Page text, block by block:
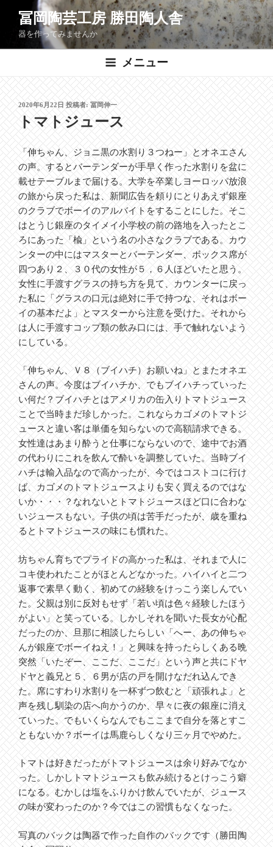
ン
へ
ス
キ
ッ
プ
冨岡陶芸工房 勝田陶人舎
器を作ってみませんか
メニュー
投
稿
日:
2020年6月22日投稿者:冨岡伸一
トマトジュース
「伸ちゃん、ジョニ黒の水割り３つねー」とオネエさん
の声。するとバーテンダーが手早く作った水割りを盆に
載せテーブルまで届ける。大学を卒業しヨーロッパ放浪
の旅から戻った私は、新聞広告を頼りにとりあえず銀座
のクラブでボーイのアルバイトをすることにした。そこ
はとうじ銀座のタイメイ小学校の前の路地を入ったとこ
ろにあった「楡」という名の小さなクラブである。カウ
ンターの中にはマスターとバーテンダー、ボックス席が
四つあり２、３０代の女性が５，６人ほどいたと思う。
女性に手渡すグラスの持ち方を見て、カウンターに戻っ
た私に「グラスの口元は絶対に手で持つな、それはボー
イの基本だよ」とマスターから注意を受けた。それから
は人に手渡すコップ類の飲み口には、手で触れないよう
にしている。
「伸ちゃん、Ｖ８（ブイハチ）お願いね」とまたオネエ
さんの声。今度はブイハチか、でもブイハチっていった
い何だ？ブイハチとはアメリカの缶入りトマトジュース
ことで当時まだ珍しかった。これならカゴメのトマトジ
ュースと違い客は単価を知らないので高額請求できる。
女性達はあまり酔うと仕事にならないので、途中でお酒
の代わりにこれを飲んで酔いを調整していた。当時ブイ
ハチは輸入品なので高かったが、今ではコストコに行け
ば、カゴメのトマトジュースよりも安く買えるのではな
いか・・・？なれないとトマトジュースほど口に合わな
いジュースもない。子供の頃は苦手だったが、歳を重ね
るとトマトジュースの味にも慣れた。
坊ちゃん育ちでプライドの高かった私は、それまで人に
コキ使われたことがほとんどなかった。ハイハイと二つ
返事で素早く動く、初めての経験をけっこう楽しんでい
た。父親は別に反対もせず「若い頃は色々経験したほう
がよい」と笑っている。しかしそれを聞いた長女が心配
だったのか、旦那に相談したらしい「へー、あの伸ちゃ
んが銀座でボーイねえ！」と興味を持ったらしくある晩
突然「いたぞー、ここだ、ここだ」という声と共にドヤ
ドヤと義兄と５、６男が店の戸を開けなだれ込んでき
た。席にすわり水割りを一杯ずつ飲むと「頑張れよ」と
声を残し馴染の店へ向かうのか、早々に夜の銀座に消え
ていった。でもいくらなんでもここまで自分を落とすこ
ともないか？ボーイは馬鹿らしくなり三ヶ月でやめた。
トマトは好きだったがトマトジュースは余り好みでなか
った。しかしトマトジュースも飲み続けるとけっこう癖
になる。むかしは塩をふりかけ飲んでいたが、ジュース
の味が変わったのか？今ではこの習慣もなくなった。
写真のバックは陶器で作った自作のバックです（勝田陶